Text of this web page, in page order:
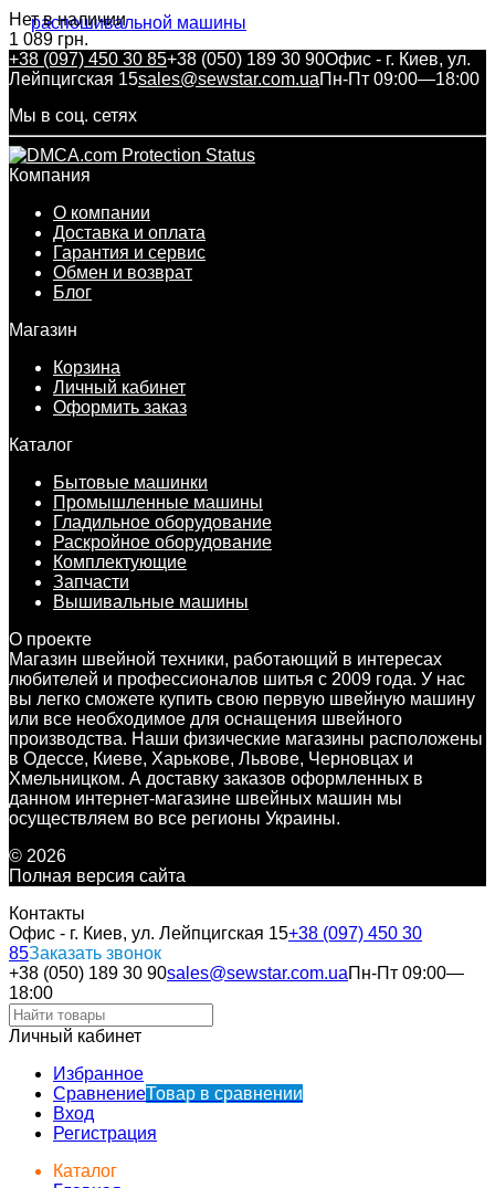
Нет в наличии
1 089 грн.
+38 (097) 450 30 85+38 (050) 189 30 90Офис - г. Киев, ул.
Лейпцигская 15sales@sewstar.com.uaПн-Пт 09:00—18:00
Мы в соц. сетях
Компания
О компании
Доставка и оплата
Гарантия и сервис
Обмен и возврат
Блог
Магазин
Корзина
Личный кабинет
Оформить заказ
Каталог
Бытовые машинки
Промышленные машины
Гладильное оборудование
Раскройное оборудование
Комплектующие
Запчасти
Вышивальные машины
О проекте
Магазин швейной техники, работающий в интересах
любителей и профессионалов шитья с 2009 года. У нас
вы легко сможете купить свою первую швейную машину
или все необходимое для оснащения швейного
производства. Наши физические магазины расположены
в Одессе, Киеве, Харькове, Львове, Черновцах и
Хмельницком. А доставку заказов оформленных в
данном интернет-магазине швейных машин мы
осуществляем во все регионы Украины.
© 2026
Полная версия сайта
Контакты
Офис - г. Киев, ул. Лейпцигская 15+38 (097) 450 30
85Заказать звонок
+38 (050) 189 30 90sales@sewstar.com.uaПн-Пт 09:00—
18:00
Личный кабинет
Избранное
СравнениеТовар в сравнении
Вход
Регистрация
Каталог